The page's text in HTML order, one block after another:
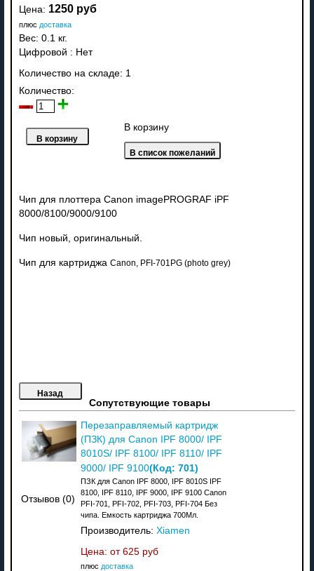
Цена: 1250 руб
плюс доставка
Вес: 0.1 кг.
Цифровой : Нет
Количество на складе: 1
Количество:
В корзину
Чип для плоттера Canon imagePROGRAF iPF
8000/8100/9000/9100
Чип новый, оригинальный.
Чип для картриджа Canon, PFI-701PG (photo grey)
Сопутствующие товары
Отзывов (0)
Перезаправляемый картридж
(ПЗК) для Canon IPF 8000/ IPF
8010S/ IPF 8100/ IPF 8110/ IPF
9000/ IPF 9100(Код: 701)
ПЗК для Canon IPF 8000, IPF 8010S IPF
8100, IPF 8110, IPF 9000, IPF 9100 Canon
PFI-701, PFI-702, PFI-703, PFI-704 Без
чипа. Емкость картриджа 700Мл.
Производитель: Xiamen
Цена: от 625 руб
плюс доставка